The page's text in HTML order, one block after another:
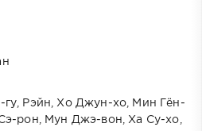
Рэйн, Хо Джун-хо, Мин Гён-
рон, Мун Джэ-вон, Ха Су-хо,